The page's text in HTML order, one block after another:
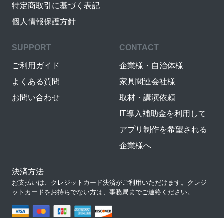
特定商取引に基づく表記
個人情報保護方針
SUPPORT
ご利用ガイド
よくある質問
お問い合わせ
CONTACT
企業様・自治体様
家具関連会社様
取材・講演依頼
IT導入補助金を利用して
アプリ制作を希望される
企業様へ
決済方法
お支払いは、クレジットカード決済がご利用いただけます。クレジ
ットカードをお持ちでない方は、事務局までご連絡ください。